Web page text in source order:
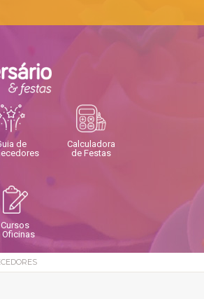
de
Calculadora
de Festas
Cursos
Oficinas